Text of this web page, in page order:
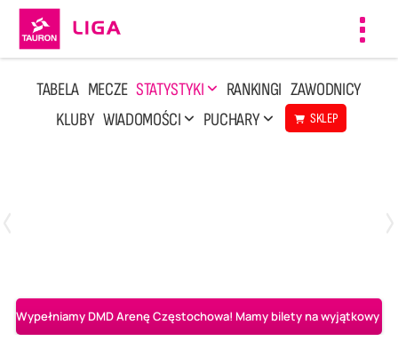
TABELA MECZE STATYSTYKI RANKINGI ZAWODNICY
KLUBY WIADOMOŚCI PUCHARY SKLEP
Wypełniamy DMD Arenę Częstochowa! Mamy bilety na wyjątkowy